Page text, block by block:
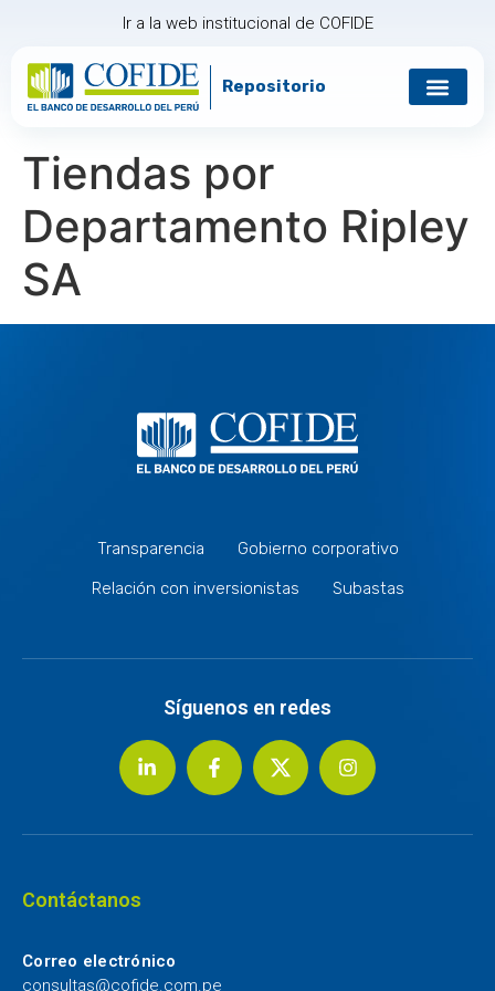
Ir a la web institucional de COFIDE
Repositorio
Tiendas por
Departamento Ripley
SA
Transparencia
Gobierno corporativo
Relación con inversionistas
Subastas
Síguenos en redes
Contáctanos
Correo electrónico
consultas@cofide.com.pe